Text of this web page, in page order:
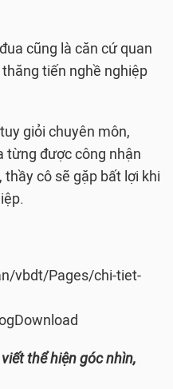
cũng là căn cứ quan
tiến nghề nghiệp
giỏi chuyên môn,
từng được công nhận
cô sẽ gặp bất lợi khi
vbdt/Pages/chi-tiet-
thể hiện góc nhìn,